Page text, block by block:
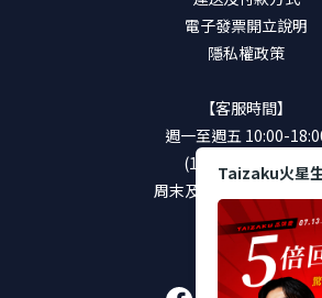
電子發票開立說明
隱私權政策
【客服時間】
週一至週五 10:00-
(12:00-13:00休息)
周末及國定假日將暫停服
加入好友
Taizaku火星